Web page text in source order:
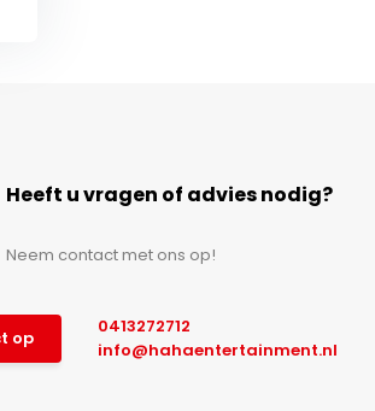
Heeft u vragen of advies nodig?
Neem contact met ons op!
op
0413272712
info@hahaentertainment.nl